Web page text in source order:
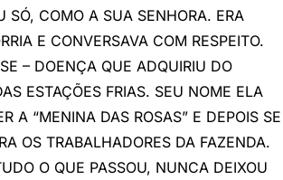
SÓ, COMO A SUA SENHORA. ERA
E CONVERSAVA COM RESPEITO.
– DOENÇA QUE ADQUIRIU DO
ESTAÇÕES FRIAS. SEU NOME ELA
A “MENINA DAS ROSAS” E DEPOIS SE
OS TRABALHADORES DA FAZENDA.
O QUE PASSOU, NUNCA DEIXOU